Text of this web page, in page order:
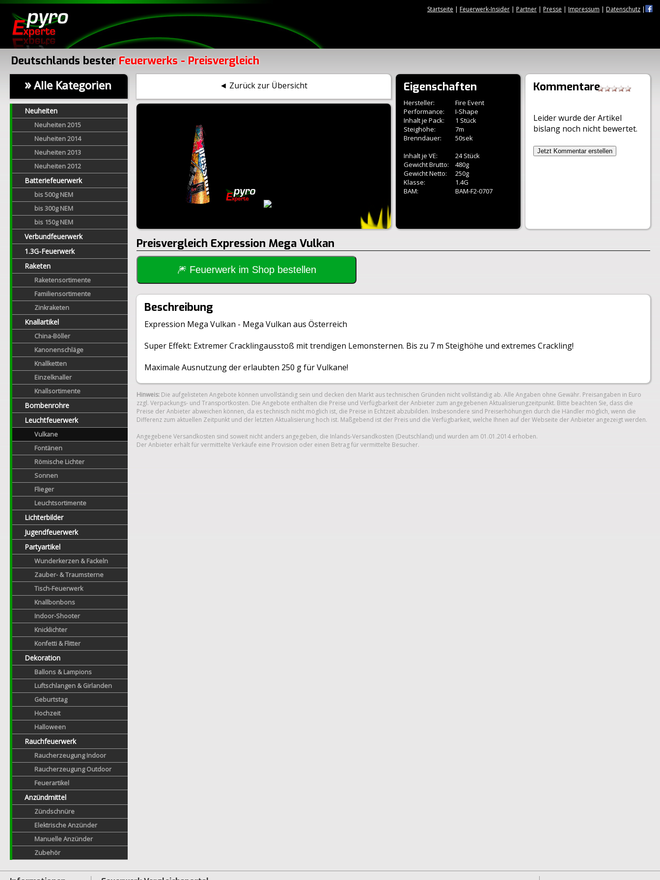
Startseite | Feuerwerk-Insider | Partner | Presse | Impressum | Datenschutz |
Deutschlands bester Feuerwerks - Preisvergleich
»Alle Kategorien
Neuheiten
Neuheiten 2015
Neuheiten 2014
Neuheiten 2013
Neuheiten 2012
Batteriefeuerwerk
bis 500g NEM
bis 300g NEM
bis 150g NEM
Verbundfeuerwerk
1.3G-Feuerwerk
Raketen
Raketensortimente
Familiensortimente
Zinkraketen
Knallartikel
China-Böller
Kanonenschläge
Knallketten
Einzelknaller
Knallsortimente
Bombenrohre
Leuchtfeuerwerk
Vulkane
Fontänen
Römische Lichter
Sonnen
Flieger
Leuchtsortimente
Lichterbilder
Jugendfeuerwerk
Partyartikel
Wunderkerzen & Fackeln
Zauber- & Traumsterne
Tisch-Feuerwerk
Knallbonbons
Indoor-Shooter
Knicklichter
Konfetti & Flitter
Dekoration
Ballons & Lampions
Luftschlangen & Girlanden
Geburtstag
Hochzeit
Halloween
Rauchfeuerwerk
Raucherzeugung Indoor
Raucherzeugung Outdoor
Feuerartikel
Anzündmittel
Zündschnüre
Elektrische Anzünder
Manuelle Anzünder
Zubehör
◄ Zurück zur Übersicht Eigenschaften
Hersteller:
Fire Event
Performance:
I-Shape
Inhalt je Pack:
1 Stück
Steighöhe:
7m
Brenndauer:
50sek
Inhalt je VE:
24 Stück
Gewicht Brutto:
480g
Gewicht Netto:
250g
Klasse:
1.4G
BAM:
BAM-F2-0707
Kommentare
Leider wurde der Artikel
bislang noch nicht bewertet.
Jetzt Kommentar erstellen
Preisvergleich Expression Mega Vulkan
🎆 Feuerwerk im Shop bestellen
Beschreibung
Expression Mega Vulkan - Mega Vulkan aus Österreich
Super Effekt: Extremer Cracklingausstoß mit trendigen Lemonsternen. Bis zu 7 m Steighöhe und extremes Crackling!
Maximale Ausnutzung der erlaubten 250 g für Vulkane!
Hinweis: Die aufgelisteten Angebote können unvollständig sein und decken den Markt aus technischen Gründen nicht vollständig ab. Alle Angaben ohne Gewähr. Preisangaben in Euro
zzgl. Verpackungs- und Transportkosten. Die Angebote enthalten die Preise und Verfügbarkeit der Anbieter zum angegebenen Aktualisierungzeitpunkt. Bitte beachten Sie, dass die
Preise der Anbieter abweichen können, da es technisch nicht möglich ist, die Preise in Echtzeit abzubilden. Insbesondere sind Preiserhöhungen durch die Händler möglich, wenn die
Differenz zum aktuellen Zeitpunkt und der letzten Aktualisierung hoch ist. Maßgebend ist der Preis und die Verfügbarkeit, welche Ihnen auf der Webseite der Anbieter angezeigt werden.
Angegebene Versandkosten sind soweit nicht anders angegeben, die Inlands-Versandkosten (Deutschland) und wurden am 01.01.2014 erhoben.
Der Anbieter erhält für vermittelte Verkäufe eine Provision oder einen Betrag für vermittelte Besucher.